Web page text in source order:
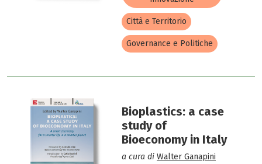
Città e Territorio
Governance e Politiche
Bioplastics: a case
study of
Bioeconomy in Italy
a cura di Walter Ganapini